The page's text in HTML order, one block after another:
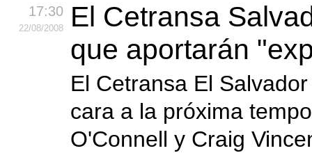
17:30
22/08/2008
El Cetransa
que aportarán
El Cetransa El
cara a la próxima
O'Connell y Craig